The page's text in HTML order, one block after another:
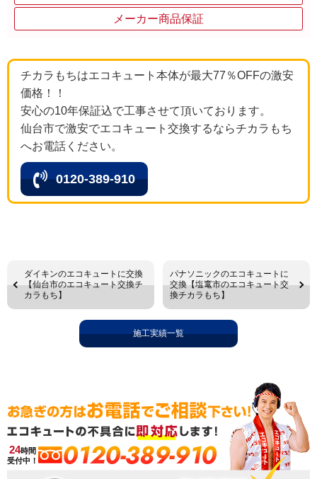
メーカー商品保証
チカラもちはエコキュート本体が最大77％OFFの激安
価格！！
安心の10年保証込で工事させて頂いております。
仙台市で激安でエコキュート交換するならチカラもち
へお電話ください。
0120-389-910
ダイキンのエコキュートに交換
【仙台市のエコキュート交換チ
カラもち】
パナソニックのエコキュートに
交換【塩竃市のエコキュート交
換チカラもち】
施工実績一覧
24時間
受付中！
0120-389-910